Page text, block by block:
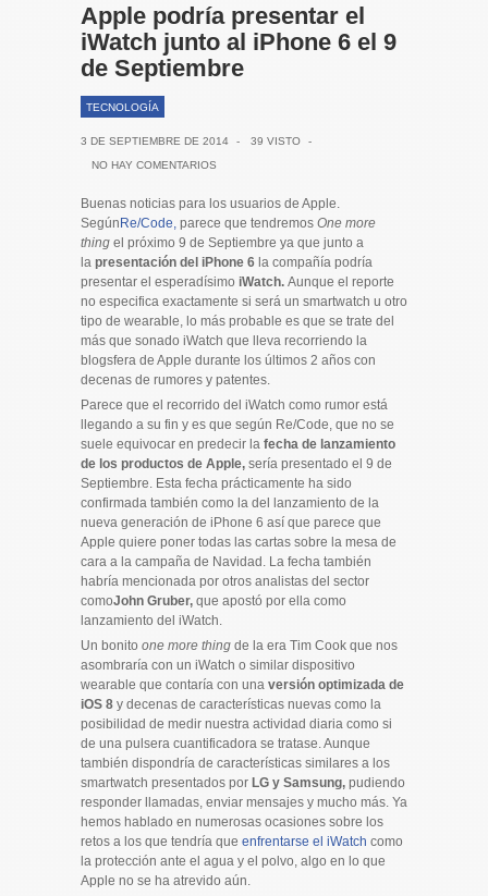
Apple podría presentar el
iWatch junto al iPhone 6 el 9
de Septiembre
TECNOLOGÍA
3 DE SEPTIEMBRE DE 2014 - 39 VISTO
-
NO HAY COMENTARIOS
Buenas noticias para los usuarios de Apple.
SegúnRe/Code, parece que tendremos One more
thing el próximo 9 de Septiembre ya que junto a
la presentación del iPhone 6 la compañía podría
presentar el esperadísimo iWatch. Aunque el reporte
no especifica exactamente si será un smartwatch u otro
tipo de wearable, lo más probable es que se trate del
más que sonado iWatch que lleva recorriendo la
blogsfera de Apple durante los últimos 2 años con
decenas de rumores y patentes.
Parece que el recorrido del iWatch como rumor está
llegando a su fin y es que según Re/Code, que no se
suele equivocar en predecir la fecha de lanzamiento
de los productos de Apple, sería presentado el 9 de
Septiembre. Esta fecha prácticamente ha sido
confirmada también como la del lanzamiento de la
nueva generación de iPhone 6 así que parece que
Apple quiere poner todas las cartas sobre la mesa de
cara a la campaña de Navidad. La fecha también
habría mencionada por otros analistas del sector
comoJohn Gruber, que apostó por ella como
lanzamiento del iWatch.
Un bonito one more thing de la era Tim Cook que nos
asombraría con un iWatch o similar dispositivo
wearable que contaría con una versión optimizada de
iOS 8 y decenas de características nuevas como la
posibilidad de medir nuestra actividad diaria como si
de una pulsera cuantificadora se tratase. Aunque
también dispondría de características similares a los
smartwatch presentados por LG y Samsung, pudiendo
responder llamadas, enviar mensajes y mucho más. Ya
hemos hablado en numerosas ocasiones sobre los
retos a los que tendría que enfrentarse el iWatch como
la protección ante el agua y el polvo, algo en lo que
Apple no se ha atrevido aún.